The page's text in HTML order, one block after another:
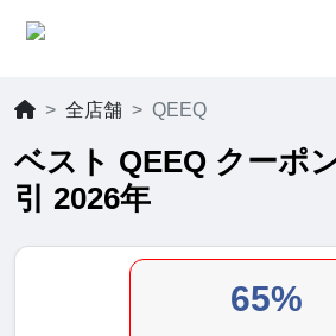
全店舗 QEEQ
ベスト QEEQ クーポ
引 2026年
65%